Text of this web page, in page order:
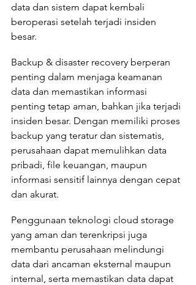
data dan sistem dapat kembali
beroperasi setelah terjadi insiden
besar.
Backup & disaster recovery berperan
penting dalam menjaga keamanan
data dan memastikan informasi
penting tetap aman, bahkan jika terjadi
insiden besar. Dengan memiliki proses
backup yang teratur dan sistematis,
perusahaan dapat memulihkan data
pribadi, file keuangan, maupun
informasi sensitif lainnya dengan cepat
dan akurat.
Penggunaan teknologi cloud storage
yang aman dan terenkripsi juga
membantu perusahaan melindungi
data dari ancaman eksternal maupun
internal, serta memastikan data dapat